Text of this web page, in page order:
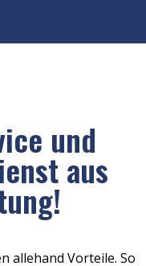
und
aus
allehand Vorteile. So